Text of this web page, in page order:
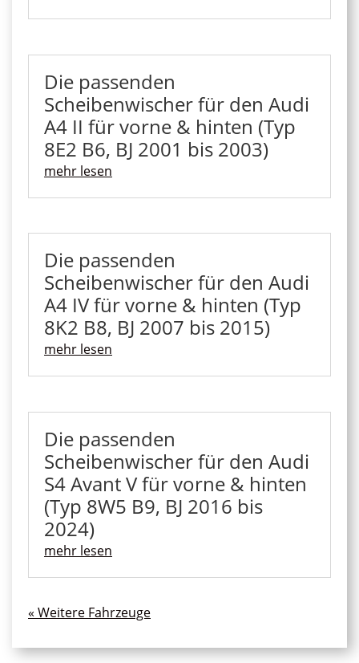
Die passenden
Scheibenwischer für den Audi
A4 II für vorne & hinten (Typ
8E2 B6, BJ 2001 bis 2003)
mehr lesen
Die passenden
Scheibenwischer für den Audi
A4 IV für vorne & hinten (Typ
8K2 B8, BJ 2007 bis 2015)
mehr lesen
Die passenden
Scheibenwischer für den Audi
S4 Avant V für vorne & hinten
(Typ 8W5 B9, BJ 2016 bis
2024)
mehr lesen